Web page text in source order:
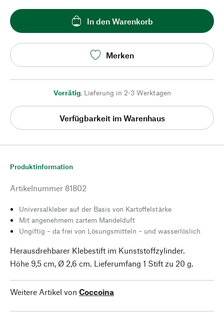
In den Warenkorb
Merken
Vorrätig, Lieferung in 2-3 Werktagen
Verfügbarkeit im Warenhaus
Produktinformation
Artikelnummer 81802
Universalkleber auf der Basis von Kartoffelstärke
Mit angenehmem zartem Mandelduft
Ungiftig – da frei von Lösungsmitteln – und wasserlöslich
Herausdrehbarer Klebestift im Kunststoffzylinder.
Höhe 9,5 cm, Ø 2,6 cm. Lieferumfang 1 Stift zu 20 g.
Weitere Artikel von Coccoina